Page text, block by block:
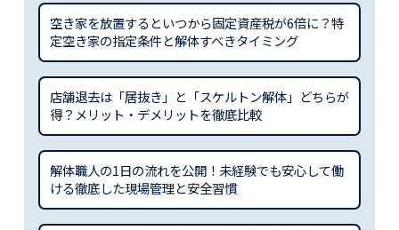
空き家を放置するといつから固定資産税が6倍に？特
定空き家の指定条件と解体すべきタイミング
店舗退去は「居抜き」と「スケルトン解体」どちらが
得？メリット・デメリットを徹底比較
解体職人の1日の流れを公開！未経験でも安心して働
ける徹底した現場管理と安全習慣